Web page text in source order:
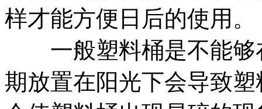
样才能方便日后的使用。
一般塑料桶是不能够
期放置在阳光下会导致